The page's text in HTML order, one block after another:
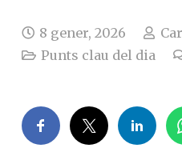
8 gener, 2026
Punts clau del dia